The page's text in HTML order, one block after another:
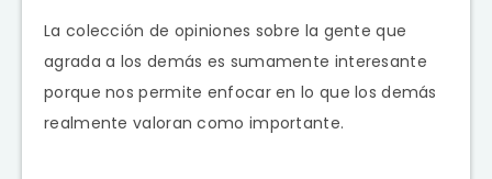
La colección de opiniones sobre la gente que
agrada a los demás es sumamente interesante
porque nos permite enfocar en lo que los demás
realmente valoran como importante.